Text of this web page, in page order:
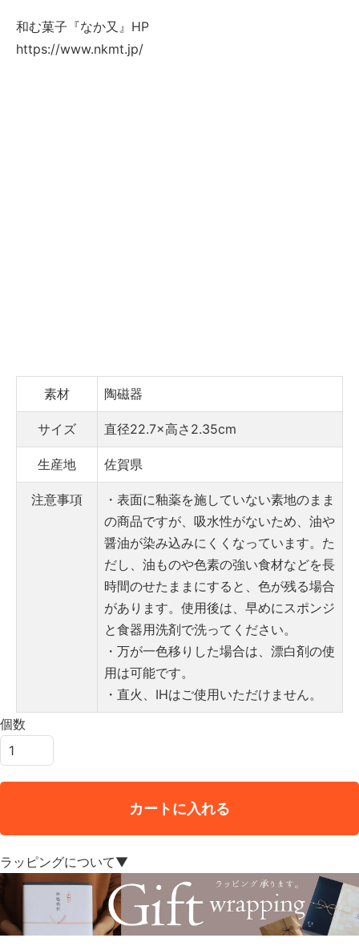
和む菓子『なか又』HP
https://www.nkmt.jp/
素材 陶磁器
サイズ 直径22.7×高さ2.35cm
生産地 佐賀県
注意事項
・表面に釉薬を施していない素地のまま
の商品ですが、吸水性がないため、油や
醤油が染み込みにくくなっています。た
だし、油ものや色素の強い食材などを長
時間のせたままにすると、色が残る場合
があります。使用後は、早めにスポンジ
と食器用洗剤で洗ってください。
・万が一色移りした場合は、漂白剤の使
用は可能です。
・直火、IHはご使用いただけません。
個数
カートに入れる
ラッピングについて▼